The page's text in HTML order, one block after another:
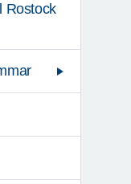
Rostock